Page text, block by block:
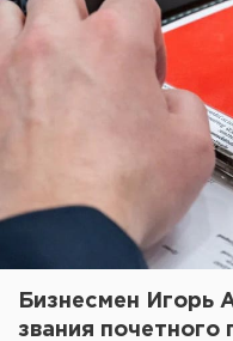
Бизнесмен Игорь
звания почетного